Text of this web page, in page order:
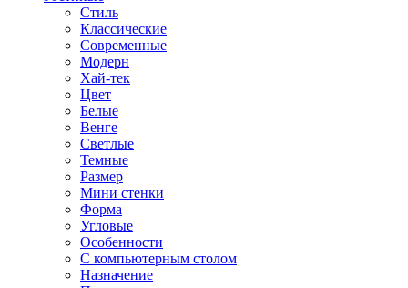
Стиль
Классические
Современные
Модерн
Хай-тек
Цвет
Белые
Венге
Светлые
Темные
Размер
Мини стенки
Форма
Угловые
Особенности
С компьютерным столом
Назначение